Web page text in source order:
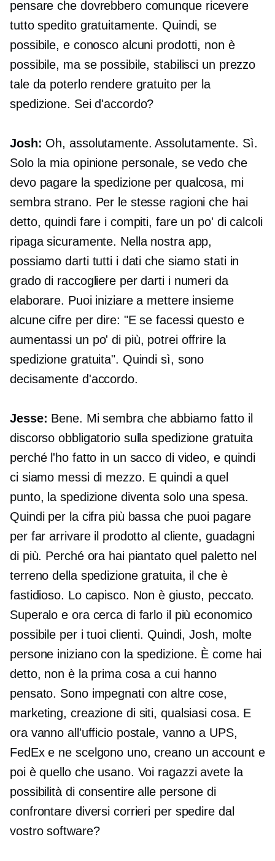
pensare che dovrebbero comunque ricevere
tutto spedito gratuitamente. Quindi, se
possibile, e conosco alcuni prodotti, non è
possibile, ma se possibile, stabilisci un prezzo
tale da poterlo rendere gratuito per la
spedizione. Sei d'accordo?
Josh: Oh, assolutamente. Assolutamente. Sì.
Solo la mia opinione personale, se vedo che
devo pagare la spedizione per qualcosa, mi
sembra strano. Per le stesse ragioni che hai
detto, quindi fare i compiti, fare un po' di calcoli
ripaga sicuramente. Nella nostra app,
possiamo darti tutti i dati che siamo stati in
grado di raccogliere per darti i numeri da
elaborare. Puoi iniziare a mettere insieme
alcune cifre per dire: "E se facessi questo e
aumentassi un po' di più, potrei offrire la
spedizione gratuita". Quindi sì, sono
decisamente d'accordo.
Jesse: Bene. Mi sembra che abbiamo fatto il
discorso obbligatorio sulla spedizione gratuita
perché l'ho fatto in un sacco di video, e quindi
ci siamo messi di mezzo. E quindi a quel
punto, la spedizione diventa solo una spesa.
Quindi per la cifra più bassa che puoi pagare
per far arrivare il prodotto al cliente, guadagni
di più. Perché ora hai piantato quel paletto nel
terreno della spedizione gratuita, il che è
fastidioso. Lo capisco. Non è giusto, peccato.
Superalo e ora cerca di farlo il più economico
possibile per i tuoi clienti. Quindi, Josh, molte
persone iniziano con la spedizione. È come hai
detto, non è la prima cosa a cui hanno
pensato. Sono impegnati con altre cose,
marketing, creazione di siti, qualsiasi cosa. E
ora vanno all'ufficio postale, vanno a UPS,
FedEx e ne scelgono uno, creano un account e
poi è quello che usano. Voi ragazzi avete la
possibilità di consentire alle persone di
confrontare diversi corrieri per spedire dal
vostro software?